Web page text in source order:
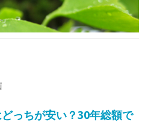
っちが安い？30年総額で